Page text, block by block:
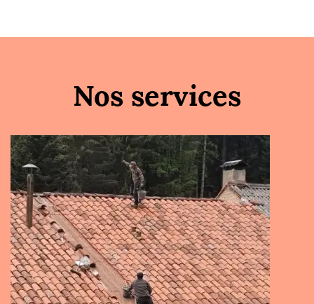
Nos services